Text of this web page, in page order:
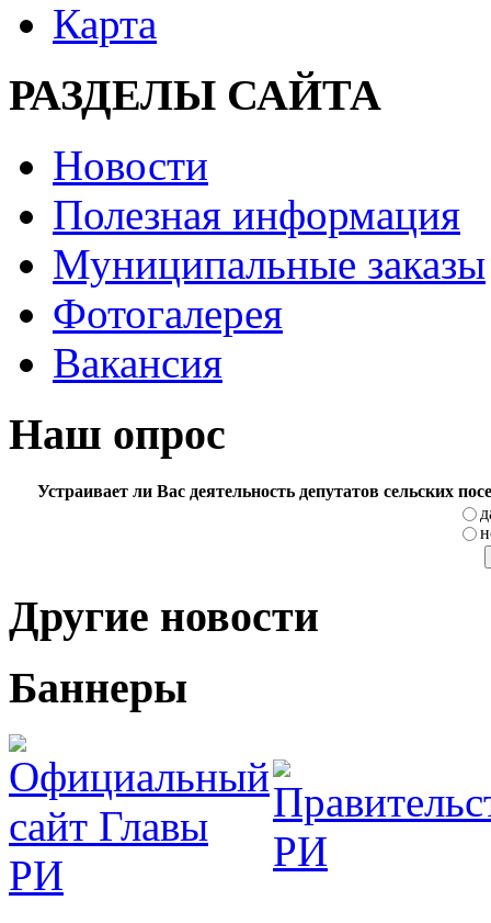
Карта
РАЗДЕЛЫ САЙТА
Новости
Полезная информация
Муниципальные заказы
Фотогалерея
Вакансия
Наш опрос
Устраивает ли Вас деятельность депутатов сельских
Другие новости
Баннеры